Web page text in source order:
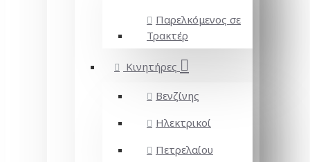
Παρελκόμενος σε
Τρακτέρ
Κινητήρες
Βενζίνης
Ηλεκτρικοί
Πετρελαίου